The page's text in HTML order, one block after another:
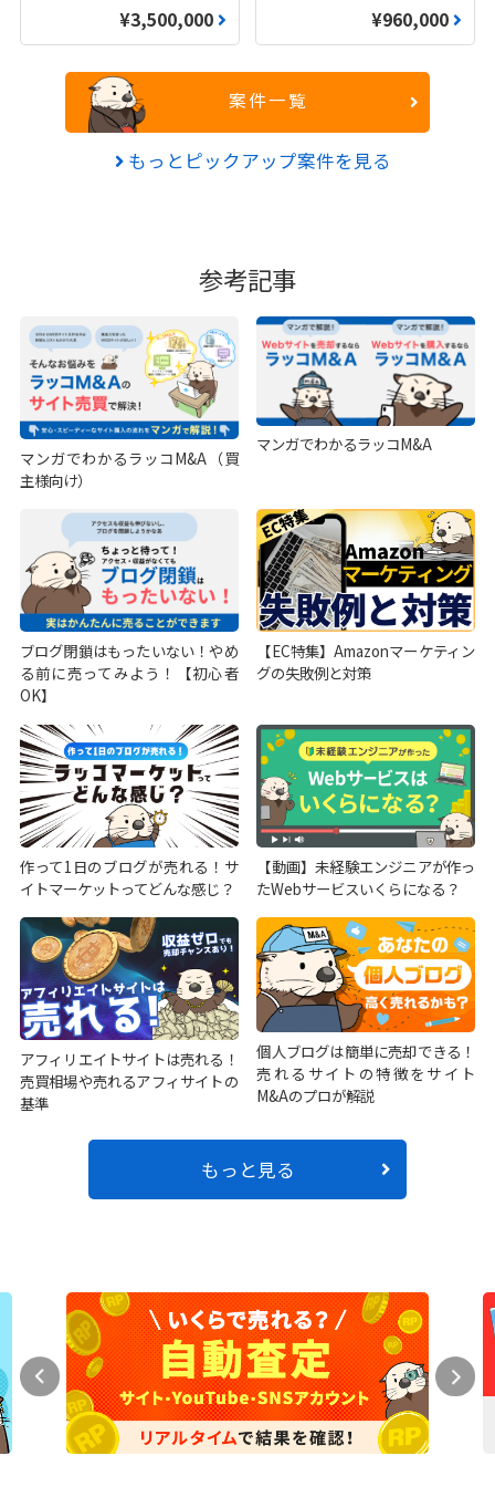
¥3,500,000 ¥960,000
案件一覧
もっとピックアップ案件を見る
参考記事
マンガでわかるラッコM&A（買
主様向け）
マンガでわかるラッコM&A
ブログ閉鎖はもったいない！やめ
る前に売ってみよう！【初心者
OK】
【EC特集】Amazonマーケティン
グの失敗例と対策
作って1日のブログが売れる！サ
イトマーケットってどんな感じ？
【動画】未経験エンジニアが作っ
たWebサービスいくらになる？
アフィリエイトサイトは売れる！
売買相場や売れるアフィサイトの
基準
個人ブログは簡単に売却できる！
売れるサイトの特徴をサイト
M&Aのプロが解説
もっと見る